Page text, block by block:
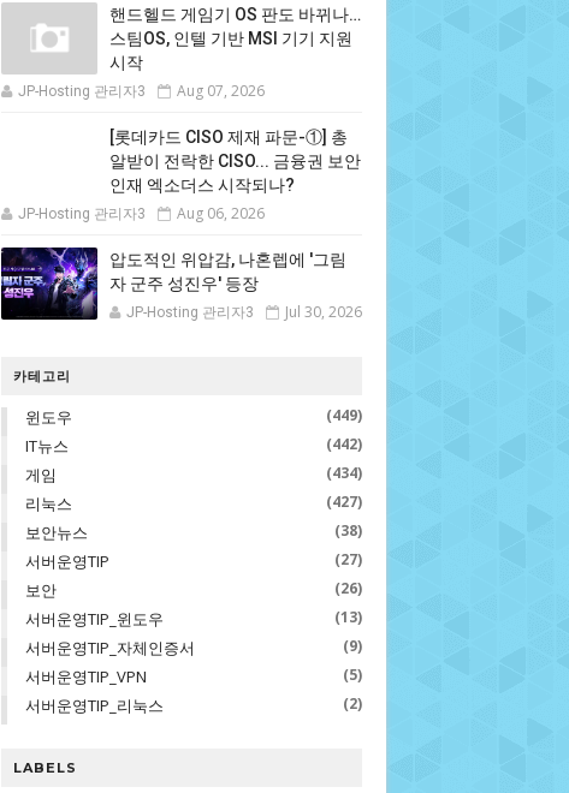
핸드헬드 게임기 OS 판도 바뀌나…
스팀OS, 인텔 기반 MSI 기기 지원
시작
JP-Hosting 관리자3 Aug 07, 2026
[롯데카드 CISO 제재 파문-①] 총
알받이 전락한 CISO... 금융권 보안
인재 엑소더스 시작되나?
JP-Hosting 관리자3 Aug 06, 2026
압도적인 위압감, 나혼렙에 '그림
자 군주 성진우' 등장
JP-Hosting 관리자3 Jul 30, 2026
카테고리
윈도우 (449)
IT뉴스 (442)
게임 (434)
리눅스 (427)
보안뉴스 (38)
서버운영TIP (27)
보안 (26)
서버운영TIP_윈도우 (13)
서버운영TIP_자체인증서 (9)
서버운영TIP_VPN (5)
서버운영TIP_리눅스 (2)
LABELS